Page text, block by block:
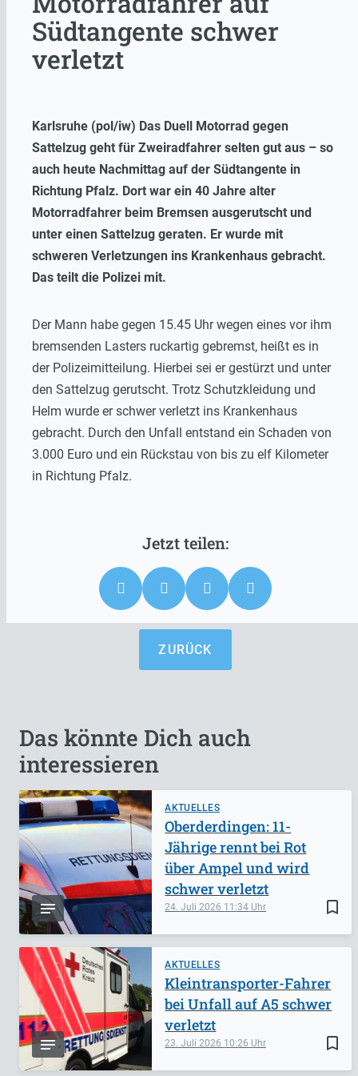
Südtangente schwer
verletzt
Karlsruhe (pol/iw) Das Duell Motorrad gegen
Sattelzug geht für Zweiradfahrer selten gut aus – so
auch heute Nachmittag auf der Südtangente in
Richtung Pfalz. Dort war ein 40 Jahre alter
Motorradfahrer beim Bremsen ausgerutscht und
unter einen Sattelzug geraten. Er wurde mit
schweren Verletzungen ins Krankenhaus gebracht.
Das teilt die Polizei mit.
Der Mann habe gegen 15.45 Uhr wegen eines vor ihm
bremsenden Lasters ruckartig gebremst, heißt es in
der Polizeimitteilung. Hierbei sei er gestürzt und unter
den Sattelzug gerutscht. Trotz Schutzkleidung und
Helm wurde er schwer verletzt ins Krankenhaus
gebracht. Durch den Unfall entstand ein Schaden von
3.000 Euro und ein Rückstau von bis zu elf Kilometer
in Richtung Pfalz.
ZURÜCK
Das könnte Dich auch
interessieren
AKTUELLES
bookmark_border
24. Juli 2026 11:34
Oberderdingen: 11-
Jährige rennt bei Rot
über Ampel und wird
schwer verletzt
AKTUELLES
bookmark_border
23. Juli 2026 10:26
Kleintransporter-Fahrer
bei Unfall auf A5 schwer
verletzt